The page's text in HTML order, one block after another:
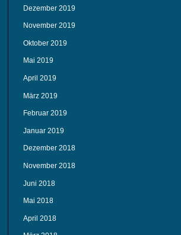
Dezember 2019
November 2019
Oktober 2019
Mai 2019
April 2019
März 2019
Februar 2019
Januar 2019
Dezember 2018
November 2018
Juni 2018
Mai 2018
April 2018